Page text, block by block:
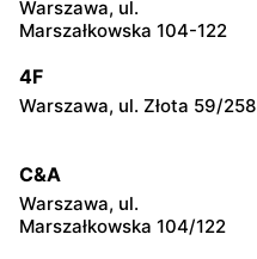
Żabka
Chałubińskiego 8
Żabka
4
Żabka
Warszawa, ul.
Marszałkowska 104-122
4F
Warszawa, ul. Złota 59/258
C&A
Warszawa, ul.
Marszałkowska 104/122